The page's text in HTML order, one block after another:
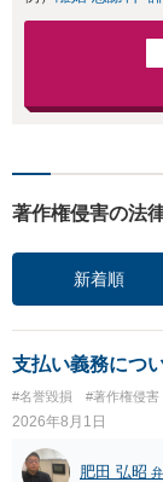
著作権侵害の法
新着順
支払い義務につ
#名誉毀損 #著作権侵害
2026年8月1日
肥田 弘昭